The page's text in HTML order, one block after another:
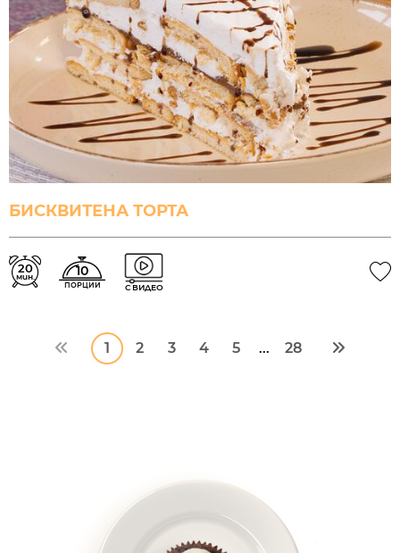
БИСКВИТЕНА ТОРТА
20
мин. 10
ПОРЦИИ С ВИДЕО
1 2 3 4 5 ... 28